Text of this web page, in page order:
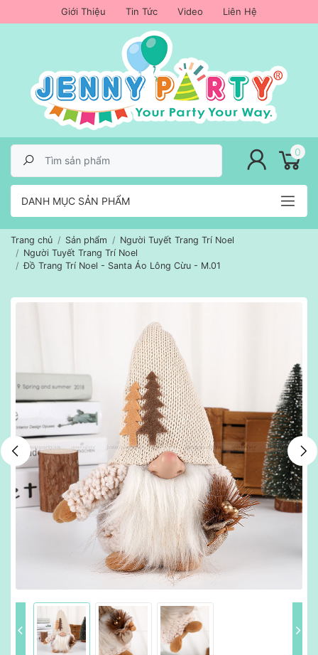
Giới Thiệu Tin Tức Video Liên Hệ
DANH MỤC SẢN PHẨM
0
Trang chủ Sản phẩm
Người Tuyết Trang Trí Noel
Người Tuyết Trang Trí Noel
Đồ Trang Trí Noel - Santa Áo Lông Cừu - M.01